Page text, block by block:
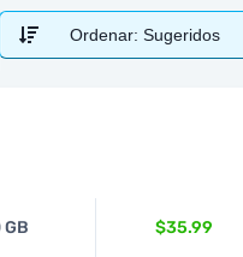
Ordenar: Sugeridos
$35.99